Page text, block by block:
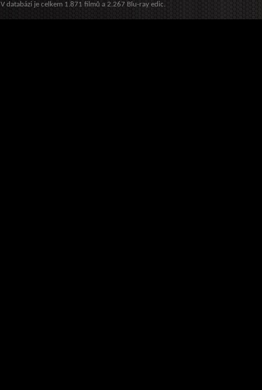
V databázi je celkem 1.871 filmů a 2.267 Blu-ray edic.